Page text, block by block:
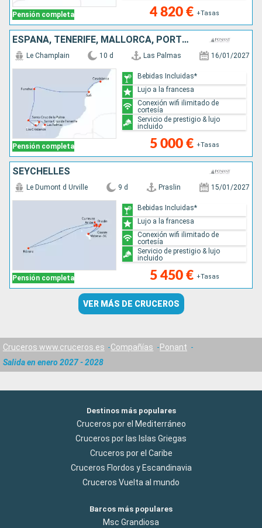
Pensión completa 4 820 € +Tasas
ESPAÑA, TENERIFE, MALLORCA, PORTUGAL, MARRUECOS
Pensión completa
Le Champlain 10 d Las Palmas 16/01/2027
5 000 € +Tasas
Bebidas Incluidas*
Lujo a la francesa
Conexión wifi ilimitado de
cortesía
Servicio de prestigio & lujo
incluido
SEYCHELLES
Pensión completa
Le Dumont d Urville 9 d Praslin 15/01/2027
5 450 € +Tasas
Bebidas Incluidas*
Lujo a la francesa
Conexión wifi ilimitado de
cortesía
Servicio de prestigio & lujo
incluido
VER MÁS DE CRUCEROS
Cruceros www.cruceros.es Compañías
Ponant
Salida en enero 2027 - 2028
Destinos más populares
Cruceros por el Mediterráneo
Cruceros por las Islas Griegas
Cruceros por el Caribe
Cruceros Flordos y Escandinavia
Cruceros Vuelta al mundo
Barcos más populares
Msc Grandiosa